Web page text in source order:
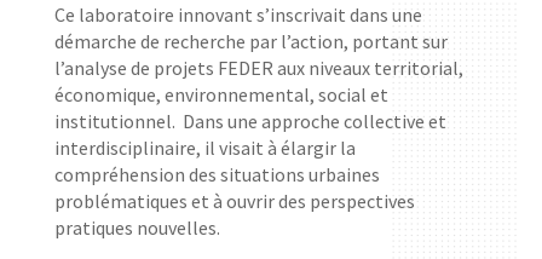
Ce laboratoire innovant s’inscrivait dans une
démarche de recherche par l’action, portant sur
l’analyse de projets FEDER aux niveaux territorial,
économique, environnemental, social et
institutionnel. Dans une approche collective et
interdisciplinaire, il visait à élargir la
compréhension des situations urbaines
problématiques et à ouvrir des perspectives
pratiques nouvelles.